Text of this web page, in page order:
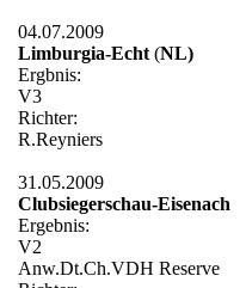
04.07.2009
Limburgia-Echt (NL)
Ergbnis:
V3
Richter:
R.Reyniers
31.05.2009
Clubsiegerschau-Eisenach
Ergebnis:
V2
Anw.Dt.Ch.VDH Reserve